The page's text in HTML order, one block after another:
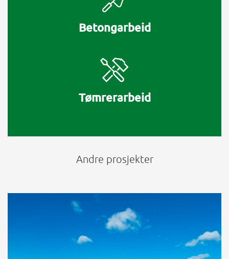
Betongarbeid
Tømrerarbeid
Andre prosjekter